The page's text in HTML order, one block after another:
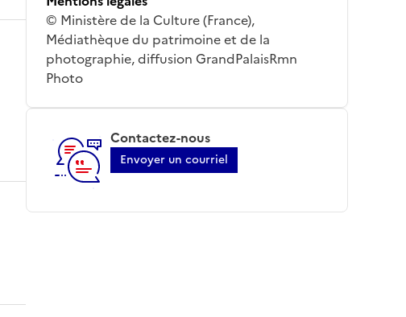
© Ministère de la Culture (France),
Médiathèque du patrimoine et de la
photographie, diffusion GrandPalaisRmn
Photo
Contactez-nous
Envoyer un courriel